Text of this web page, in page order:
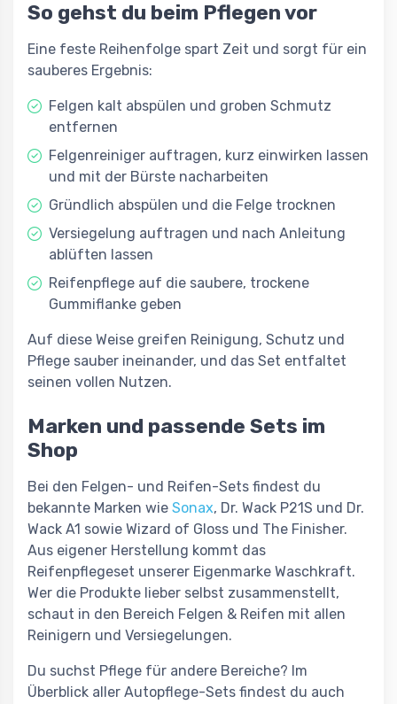
So gehst du beim Pflegen vor
Eine feste Reihenfolge spart Zeit und sorgt für ein
sauberes Ergebnis:
Felgen kalt abspülen und groben Schmutz
entfernen
Felgenreiniger auftragen, kurz einwirken lassen
und mit der Bürste nacharbeiten
Gründlich abspülen und die Felge trocknen
Versiegelung auftragen und nach Anleitung
ablüften lassen
Reifenpflege auf die saubere, trockene
Gummiflanke geben
Auf diese Weise greifen Reinigung, Schutz und
Pflege sauber ineinander, und das Set entfaltet
seinen vollen Nutzen.
Marken und passende Sets im
Shop
Bei den Felgen- und Reifen-Sets findest du
bekannte Marken wie Sonax, Dr. Wack P21S und Dr.
Wack A1 sowie Wizard of Gloss und The Finisher.
Aus eigener Herstellung kommt das
Reifenpflegeset unserer Eigenmarke Waschkraft.
Wer die Produkte lieber selbst zusammenstellt,
schaut in den Bereich Felgen & Reifen mit allen
Reinigern und Versiegelungen.
Du suchst Pflege für andere Bereiche? Im
Überblick aller Autopflege-Sets findest du auch